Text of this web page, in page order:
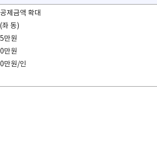
제금액 확대
좌 동)
만원
만원
만원/인